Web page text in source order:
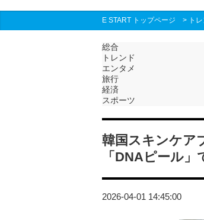
E START トップページ > ト
総合
トレンド
エンタメ
旅行
経済
スポーツ
韓国スキンケア
「DNAピール
2026-04-01 14:45:00